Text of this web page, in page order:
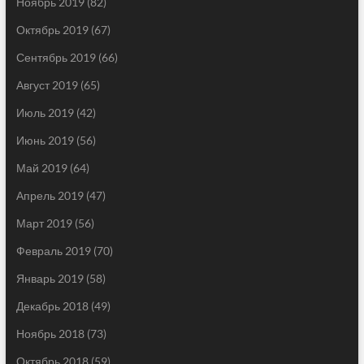
Октябрь 2019(67)
Сентябрь 2019(66)
Август 2019(65)
Июль 2019(42)
Июнь 2019(56)
Май 2019(64)
Апрель 2019(47)
Март 2019(56)
Февраль 2019(70)
Январь 2019(58)
Декабрь 2018(49)
Ноябрь 2018(73)